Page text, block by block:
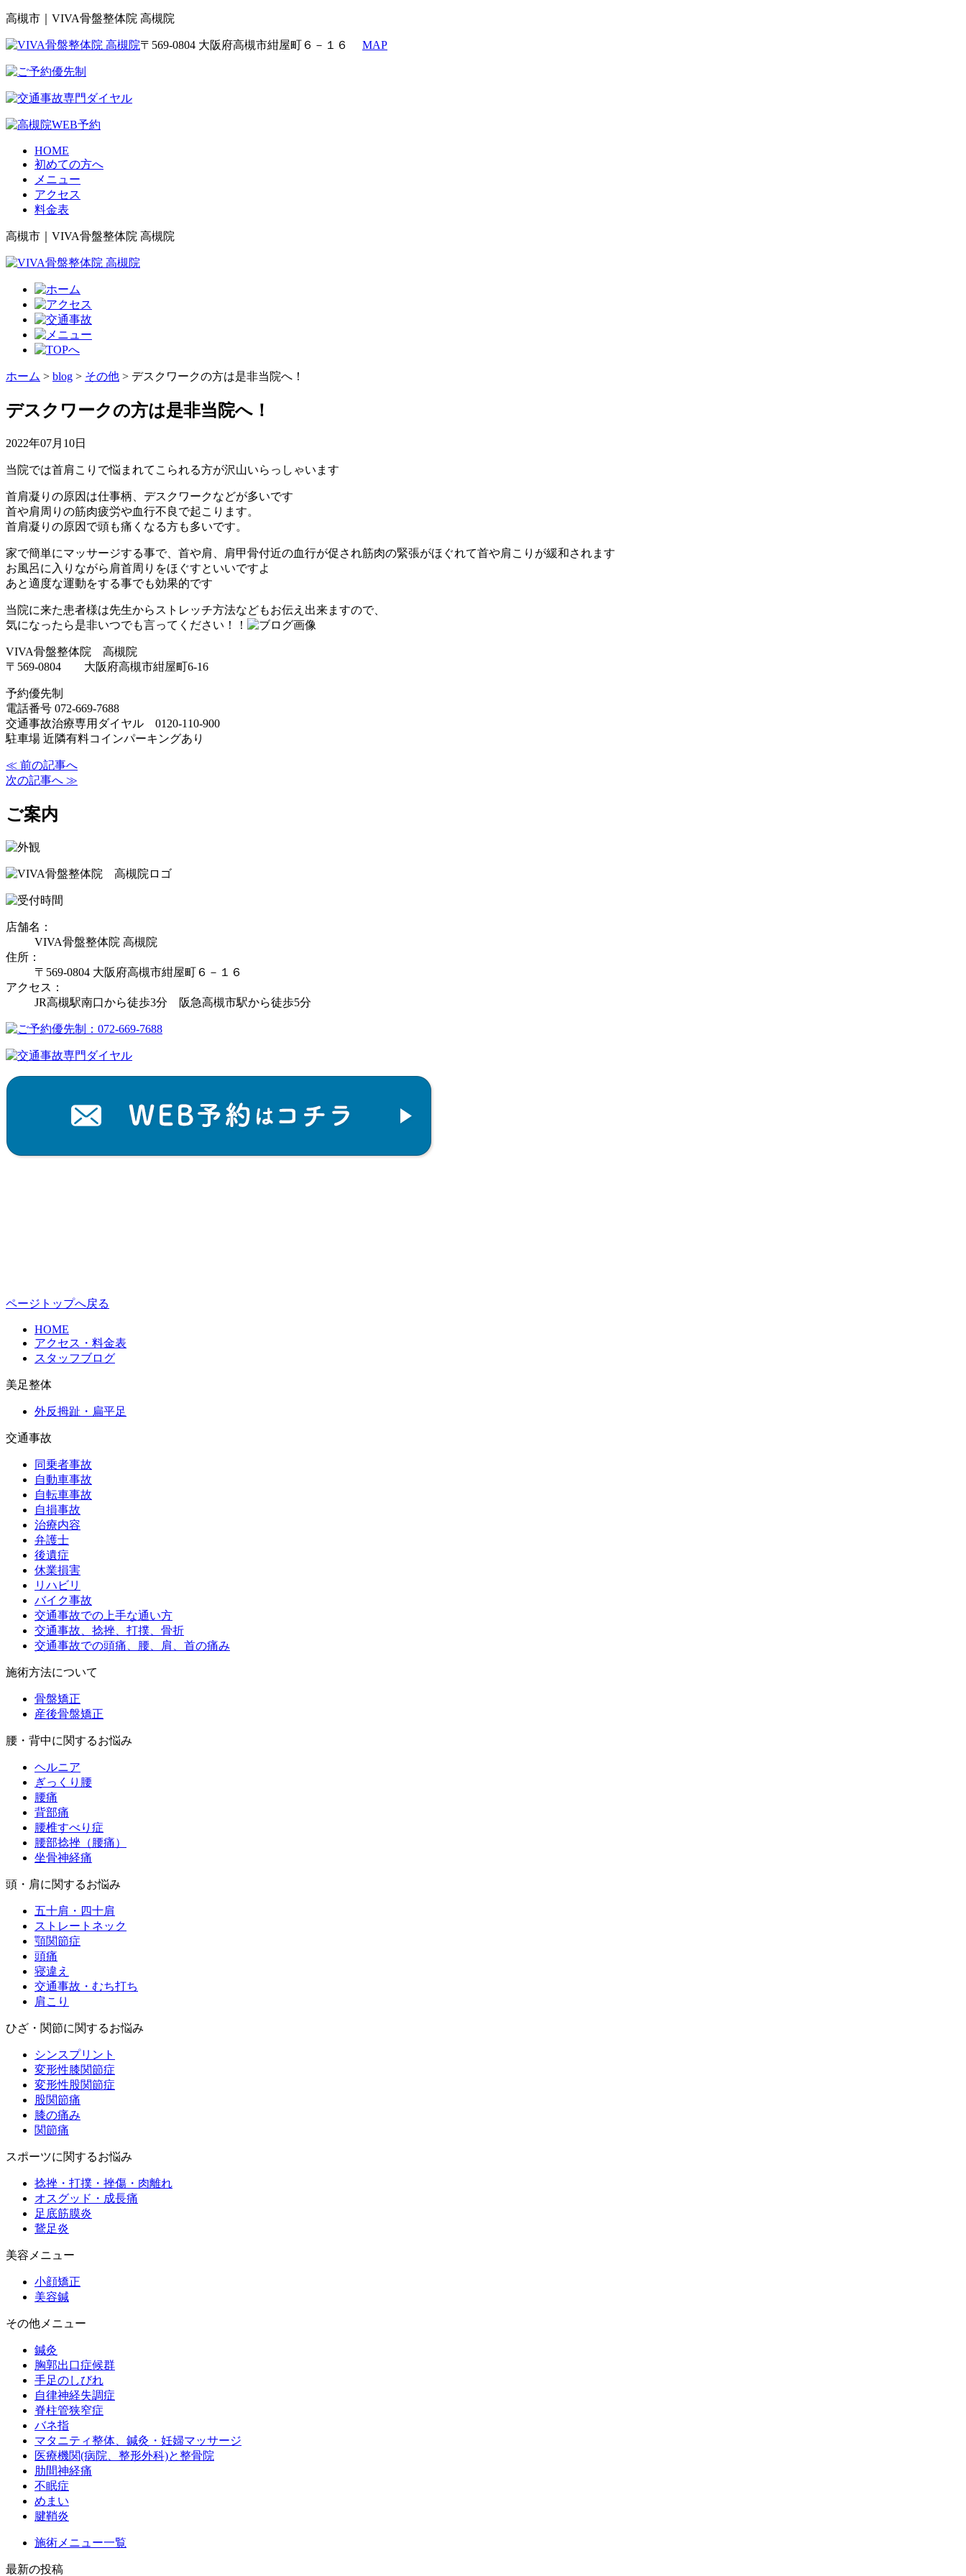
高槻市｜VIVA骨盤整体院 高槻院
〒569-0804 大阪府高槻市紺屋町６－１６ MAP
HOME
初めての方へ
メニュー
アクセス
料金表
高槻市｜VIVA骨盤整体院 高槻院
ホーム > blog > その他 > デスクワークの方は是非当院へ！
デスクワークの方は是非当院へ！
2022年07月10日
当院では首肩こりで悩まれてこられる方が沢山いらっしゃいます
首肩凝りの原因は仕事柄、デスクワークなどが多いです
首や肩周りの筋肉疲労や血行不良で起こります。
首肩凝りの原因で頭も痛くなる方も多いです。
家で簡単にマッサージする事で、首や肩、肩甲骨付近の血行が促され筋肉の緊張がほぐれて首や肩こりが緩和されます
お風呂に入りながら肩首周りをほぐすといいですよ
あと適度な運動をする事でも効果的です
当院に来た患者様は先生からストレッチ方法などもお伝え出来ますので、
気になったら是非いつでも言ってください！！
VIVA骨盤整体院 高槻院
〒569-0804 大阪府高槻市紺屋町6-16
予約優先制
電話番号 072-669-7688
交通事故治療専用ダイヤル 0120-110-900
駐車場 近隣有料コインパーキングあり
≪ 前の記事へ
次の記事へ ≫
ご案内
店舗名：
VIVA骨盤整体院 高槻院
住所：
〒569-0804 大阪府高槻市紺屋町６－１６
アクセス：
JR高槻駅南口から徒歩3分 阪急高槻市駅から徒歩5分
ページトップへ戻る
HOME
アクセス・料金表
スタッフブログ
美足整体
外反拇趾・扁平足
交通事故
同乗者事故
自動車事故
自転車事故
自損事故
治療内容
弁護士
後遺症
休業損害
リハビリ
バイク事故
交通事故での上手な通い方
交通事故、捻挫、打撲、骨折
交通事故での頭痛、腰、肩、首の痛み
施術方法について
骨盤矯正
産後骨盤矯正
腰・背中に関するお悩み
ヘルニア
ぎっくり腰
腰痛
背部痛
腰椎すべり症
腰部捻挫（腰痛）
坐骨神経痛
頭・肩に関するお悩み
五十肩・四十肩
ストレートネック
顎関節症
頭痛
寝違え
交通事故・むち打ち
肩こり
ひざ・関節に関するお悩み
シンスプリント
変形性膝関節症
変形性股関節症
股関節痛
膝の痛み
関節痛
スポーツに関するお悩み
捻挫・打撲・挫傷・肉離れ
オスグッド・成長痛
足底筋膜炎
鵞足炎
美容メニュー
小顔矯正
美容鍼
その他メニュー
鍼灸
胸郭出口症候群
手足のしびれ
自律神経失調症
脊柱管狭窄症
バネ指
マタニティ整体、鍼灸・妊婦マッサージ
医療機関(病院、整形外科)と整骨院
肋間神経痛
不眠症
めまい
腱鞘炎
施術メニュー一覧
最新の投稿